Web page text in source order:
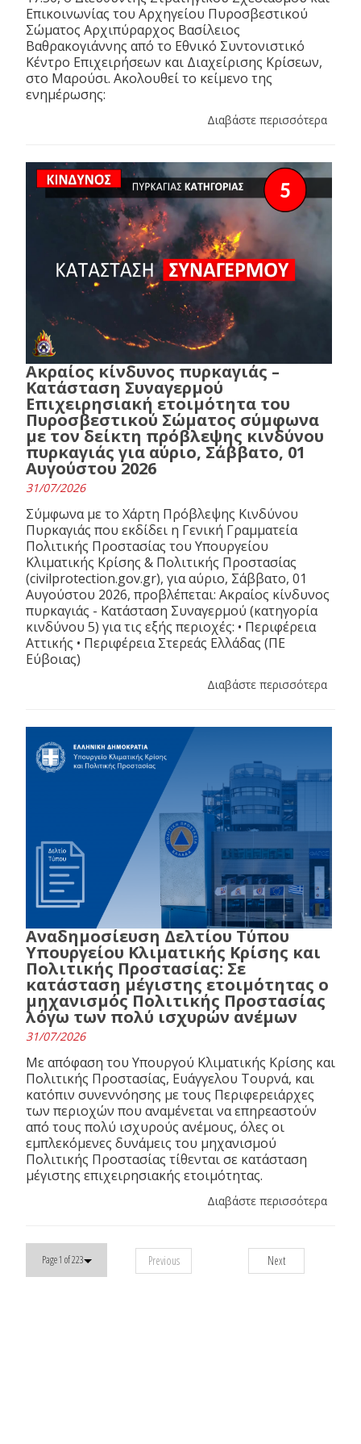
Επικοινωνίας του Αρχηγείου Πυροσβεστικού
Σώματος Αρχιπύραρχος Βασίλειος
Βαθρακογιάννης από το Εθνικό Συντονιστικό
Κέντρο Επιχειρήσεων και Διαχείρισης Κρίσεων,
στο Μαρούσι. Ακολουθεί το κείμενο της
ενημέρωσης:
Διαβάστε περισσότερα
Ακραίος κίνδυνος πυρκαγιάς –
Κατάσταση Συναγερμού
Επιχειρησιακή ετοιμότητα του
Πυροσβεστικού Σώματος σύμφωνα
με τον δείκτη πρόβλεψης κινδύνου
πυρκαγιάς για αύριο, Σάββατο, 01
Αυγούστου 2026
31/07/2026
Σύμφωνα με το Χάρτη Πρόβλεψης Κινδύνου
Πυρκαγιάς που εκδίδει η Γενική Γραμματεία
Πολιτικής Προστασίας του Υπουργείου
Κλιματικής Κρίσης & Πολιτικής Προστασίας
(civilprotection.gov.gr), για αύριο, Σάββατο, 01
Αυγούστου 2026, προβλέπεται: Ακραίος κίνδυνος
πυρκαγιάς - Κατάσταση Συναγερμού (κατηγορία
κινδύνου 5) για τις εξής περιοχές: • Περιφέρεια
Αττικής • Περιφέρεια Στερεάς Ελλάδας (ΠΕ
Εύβοιας)
Διαβάστε περισσότερα
Αναδημοσίευση Δελτίου Τύπου
Υπουργείου Κλιματικής Κρίσης και
Πολιτικής Προστασίας: Σε
κατάσταση μέγιστης ετοιμότητας ο
μηχανισμός Πολιτικής Προστασίας
λόγω των πολύ ισχυρών ανέμων
31/07/2026
Με απόφαση του Υπουργού Κλιματικής Κρίσης και
Πολιτικής Προστασίας, Ευάγγελου Τουρνά, και
κατόπιν συνεννόησης με τους Περιφερειάρχες
των περιοχών που αναμένεται να επηρεαστούν
από τους πολύ ισχυρούς ανέμους, όλες οι
εμπλεκόμενες δυνάμεις του μηχανισμού
Πολιτικής Προστασίας τίθενται σε κατάσταση
μέγιστης επιχειρησιακής ετοιμότητας.
Διαβάστε περισσότερα
Page 1 of 223 Previous Next